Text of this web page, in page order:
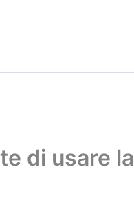
di usare la